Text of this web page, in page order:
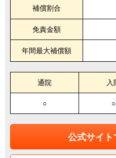
補償割合
免責金額
年間最大補償額
通院 入
○ ○
公式サイト